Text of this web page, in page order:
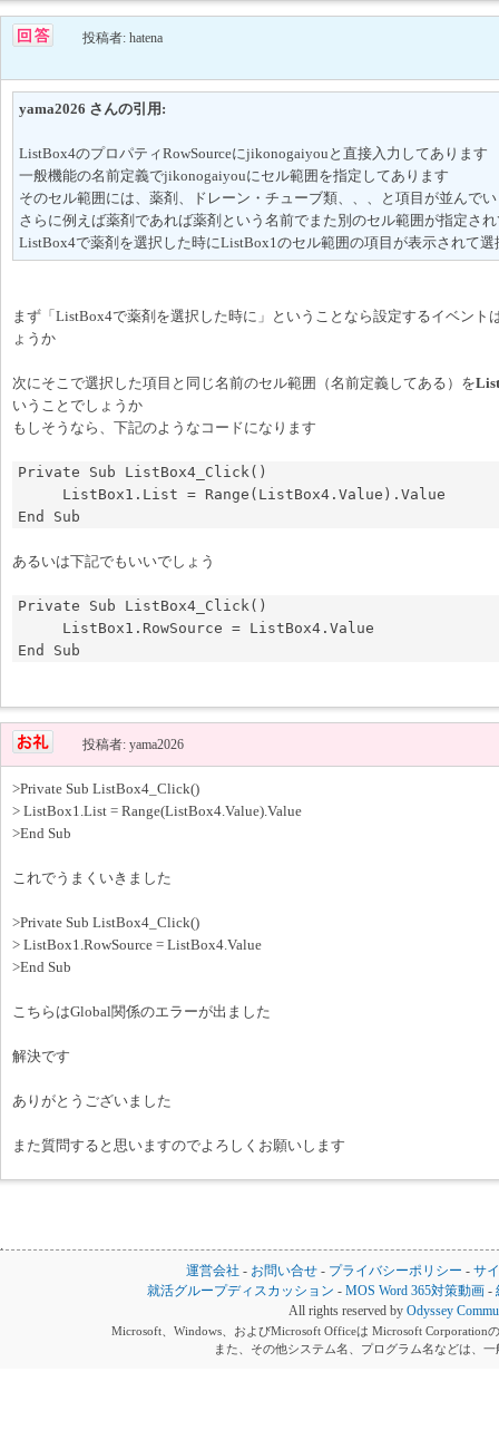
投稿者: hatena
yama2026 さんの引用:
ListBox4のプロパティRowSourceにjikonogaiyouと直接入力してあります
一般機能の名前定義でjikonogaiyouにセル範囲を指定してあります
そのセル範囲には、薬剤、ドレーン・チューブ類、、、と項目が並んで
さらに例えば薬剤であれば薬剤という名前でまた別のセル範囲が指定さ
ListBox4で薬剤を選択した時にListBox1のセル範囲の項目が表示されて選
まず「ListBox4で薬剤を選択した時に」ということなら設定するイベント
ょうか
次にそこで選択した項目と同じ名前のセル範囲（名前定義してある）を
いうことでしょうか
もしそうなら、下記のようなコードになります
Private Sub ListBox4_Click()
あるいは下記でもいいでしょう
Private Sub ListBox4_Click()
End Sub
投稿者: yama2026
>Private Sub ListBox4_Click()
> ListBox1.List = Range(ListBox4.Value).Value
>End Sub
これでうまくいきました
>Private Sub ListBox4_Click()
> ListBox1.RowSource = ListBox4.Value
>End Sub
こちらはGlobal関係のエラーが出ました
解決です
ありがとうございました
また質問すると思いますのでよろしくお願いします
運営会社 - お問い合せ - プライバシーポリシー - サ
就活グループディスカッション -MOS Word 365対策動画 -
All rights reserved by Odyssey
Microsoft、Windows、およびMicrosoft Officeは Microsoft Corporation
また、その他システム名、プログラム名などは、